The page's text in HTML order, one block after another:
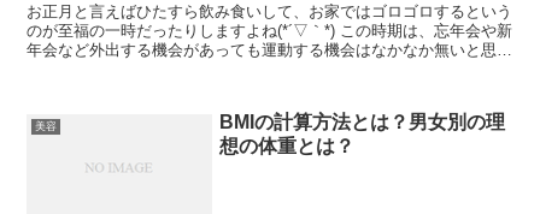
お正月と言えばひたすら飲み食いして、お家ではゴロゴロするという
のが至福の一時だったりしますよね(*´▽｀*) この時期は、忘年会や新
年会など外出する機会があっても運動する機会はなかなか無いと思い
美容
BMIの計算方法とは？男女別の理
想の体重とは？